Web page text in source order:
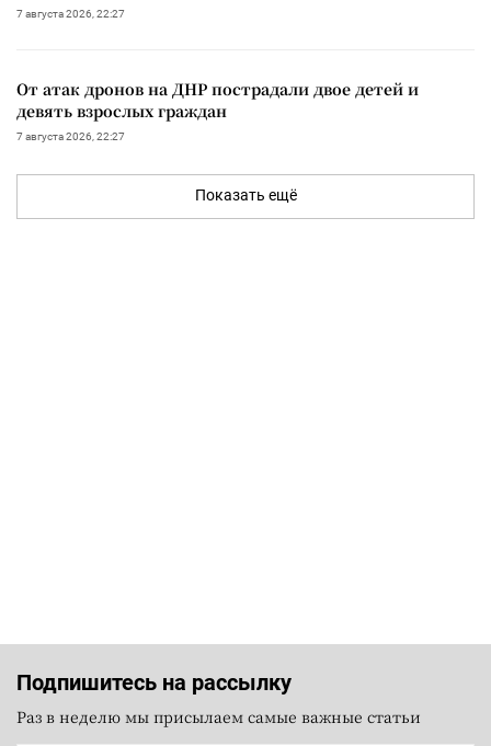
7 августа 2026, 22:27
От атак дронов на ДНР пострадали двое детей и
девять взрослых граждан
7 августа 2026, 22:27
Показать ещё
Подпишитесь на рассылку
Раз в неделю мы присылаем самые важные статьи